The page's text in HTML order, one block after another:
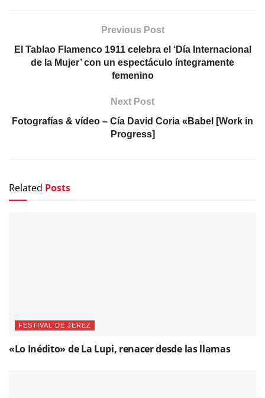
Previous Post
El Tablao Flamenco 1911 celebra el ‘Día Internacional
de la Mujer’ con un espectáculo íntegramente
femenino
Next Post
Fotografías & vídeo – Cía David Coria «Babel [Work in
Progress]
Related Posts
FESTIVAL DE JEREZ
«Lo Inédito» de La Lupi, renacer desde las llamas